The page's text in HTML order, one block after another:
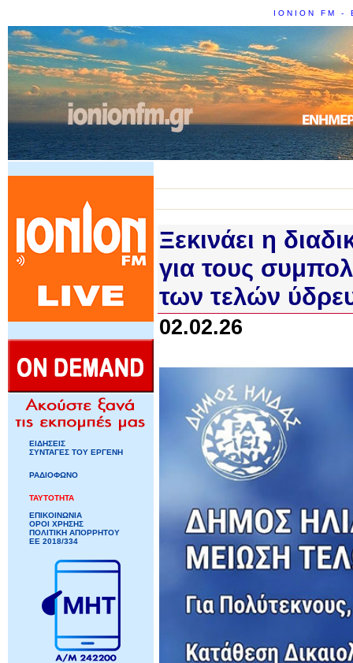
IONION FM -
ΕΙΔΗΣΕΙΣ
ΣΥΝΤΑΓΕΣ ΤΟΥ ΕΡΓΕΝΗ
ΡΑΔΙΟΦΩΝΟ
ΤΑΥΤΟΤΗΤΑ
ΕΠΙΚΟΙΝΩΝΙΑ
ΟΡΟΙ ΧΡΗΣΗΣ
ΠΟΛΙΤΙΚΗ ΑΠΟΡΡΗΤΟΥ
ΕΕ 2018/334
Ξεκινάει η
για τους
των τελών
02.02.26